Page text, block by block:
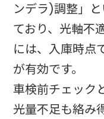
ンデラ)調整」
ており、光軸不
には、入庫時点
が有効です。
車検前チェック
光量不足も絡み